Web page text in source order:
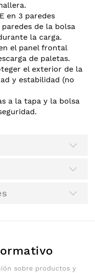
en 3 paredes
de la bolsa
la carga.
el panel frontal
de paletas.
el exterior de la
y estabilidad (no
a la tapa y la bolsa
sobre productos y